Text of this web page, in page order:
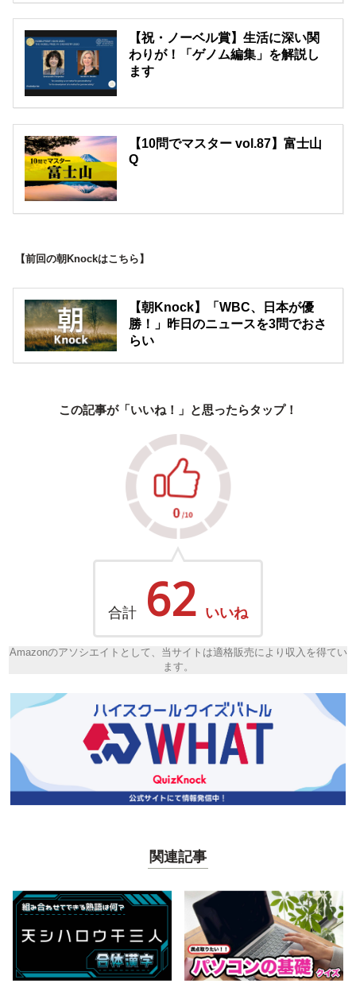
【祝・ノーベル賞】生活に深い関
わりが！「ゲノム編集」を解説し
ます
【10問でマスター vol.87】富士山
Q
【前回の朝Knockはこちら】
【朝Knock】「WBC、日本が優
勝！」昨日のニュースを3問でおさ
らい
この記事が「いいね！」と思ったらタップ！
合計 62 いいね
Amazonのアソシエイトとして、当サイトは適格販売により収入を得てい
ます。
関連記事